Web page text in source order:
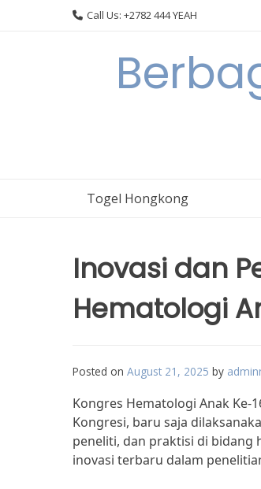
Call Us: +2782 444 YEAH
Togel Hongkong
Inovasi dan
Hematologi
Posted on August 21, 2025 by
Kongres Hematologi Anak Ke-
Kongresi, baru saja
peneliti, dan praktisi di bidang
inovasi terbaru dalam